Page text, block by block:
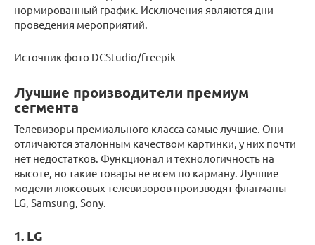
нормированный график. Исключения являются дни
проведения мероприятий.
Источник фото DCStudio/freepik
Лучшие производители премиум
сегмента
Телевизоры премиального класса самые лучшие. Они
отличаются эталонным качеством картинки, у них почти
нет недостатков. Функционал и технологичность на
высоте, но такие товары не всем по карману. Лучшие
модели люксовых телевизоров производят флагманы
LG, Samsung, Sony.
1. LG